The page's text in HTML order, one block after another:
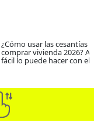
¿Cómo usar las cesantías
comprar vivienda 2026?
fácil lo puede hacer con el